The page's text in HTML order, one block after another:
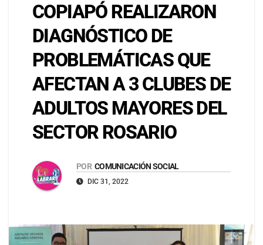
COPIAPÓ REALIZARON
DIAGNÓSTICO DE
PROBLEMÁTICAS QUE
AFECTAN A 3 CLUBES DE
ADULTOS MAYORES DEL
SECTOR ROSARIO
POR COMUNICACIÓN SOCIAL
DIC 31, 2022